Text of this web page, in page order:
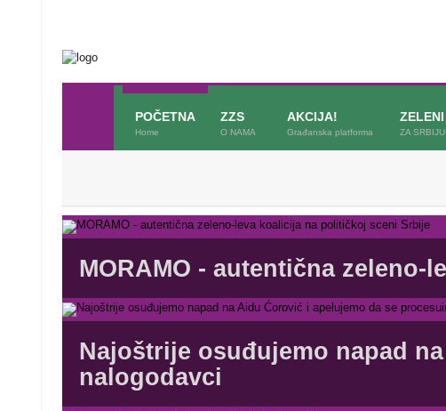
POČETNA
Home
ZZS
O NAMA
AKCIJA!
Građanska platforma ZA SRBIJU
MORAMO - autentična
Najoštrije osuđujemo napad
nalogodavci